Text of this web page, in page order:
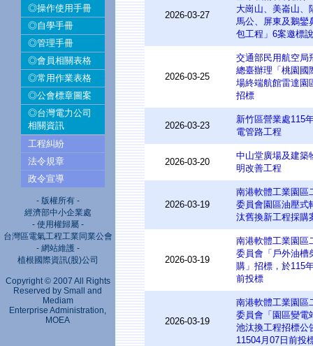
◎操作使用手冊
◎自學手冊
◎管理手冊
◎會員相關表格
◎常用作業表格
◎公會標章圖案
◎台灣電力公司
相關資訊
工程糾紛
法令規章
政令宣導
- 版權所有 -
經濟部中小企業處
- 使用權歸屬 -
台灣區電氣工程工業同業公會
- 網站維護 -
植根國際資訊(股)公司
Copyright © 2007 All Rights
Reserved by Small and
Mediam
Enterprise Administration,
MOEA
2026-03-27
大崗山、美崙山、
馬公、屏東及鵝鑾
包工程」6案邀標
2026-03-25
交通部民用航空局
總臺辦理「桃園國
場終端航館雷達園
招標
2026-03-23
新竹區營業處115
電管路工程
2026-03-20
中山堂廣場及建築
明改善工程
2026-03-19
南港軟體工業園區
委員會園區油壓式
汰舊換新工程採購
2026-03-19
南港軟體工業園區
委員會「戶外油槽
購」招標，於115
前投標
2026-03-19
南港軟體工業園區
委員會「園區變電
池汰換工程招標公
11504月07日前投